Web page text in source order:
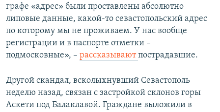
графе «адрес» были проставлены абсолютно
липовые данные, какой-то севастопольский адрес
по которому мы не проживаем. У нас вообще
регистрации и в паспорте отметки –
подмосковные», – рассказываютпострадавшие.
Другой скандал, всколыхнувший Севастополь
неделю назад, связан с застройкой склонов горы
Аскети под Балаклавой. Граждане выложили в